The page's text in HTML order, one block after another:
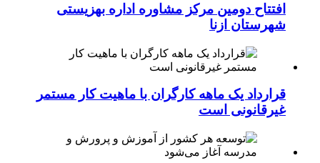
افتتاح دومین مرکز مشاوره اداره بهزیستی
شهرستان ازنا
قرارداد یک ماهه کارگران با ماهیت کار مستمر
غیرقانونی است